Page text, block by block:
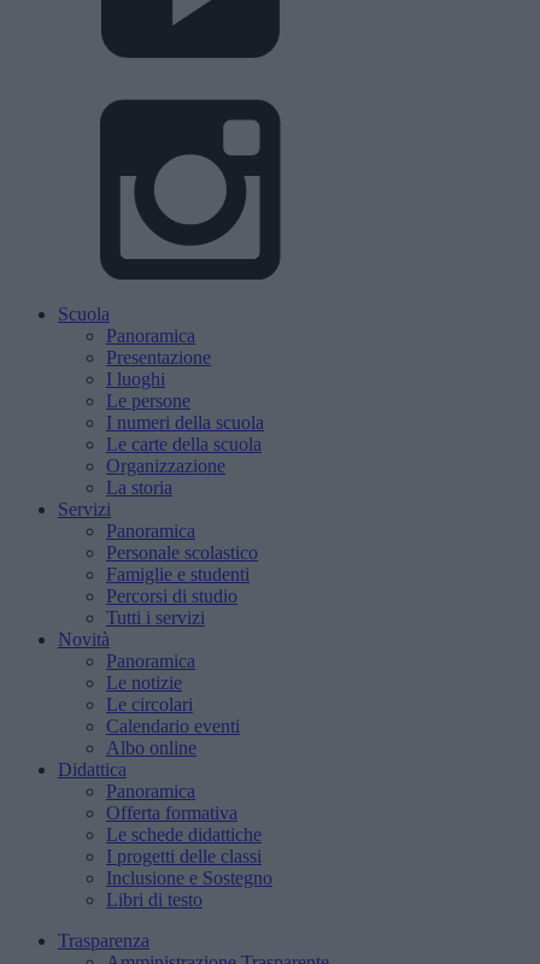
Scuola
Panoramica
Presentazione
I luoghi
Le persone
I numeri della scuola
Le carte della scuola
Organizzazione
La storia
Servizi
Panoramica
Personale scolastico
Famiglie e studenti
Percorsi di studio
Tutti i servizi
Novità
Panoramica
Le notizie
Le circolari
Calendario eventi
Albo online
Didattica
Panoramica
Offerta formativa
Le schede didattiche
I progetti delle classi
Inclusione e Sostegno
Libri di testo
Trasparenza